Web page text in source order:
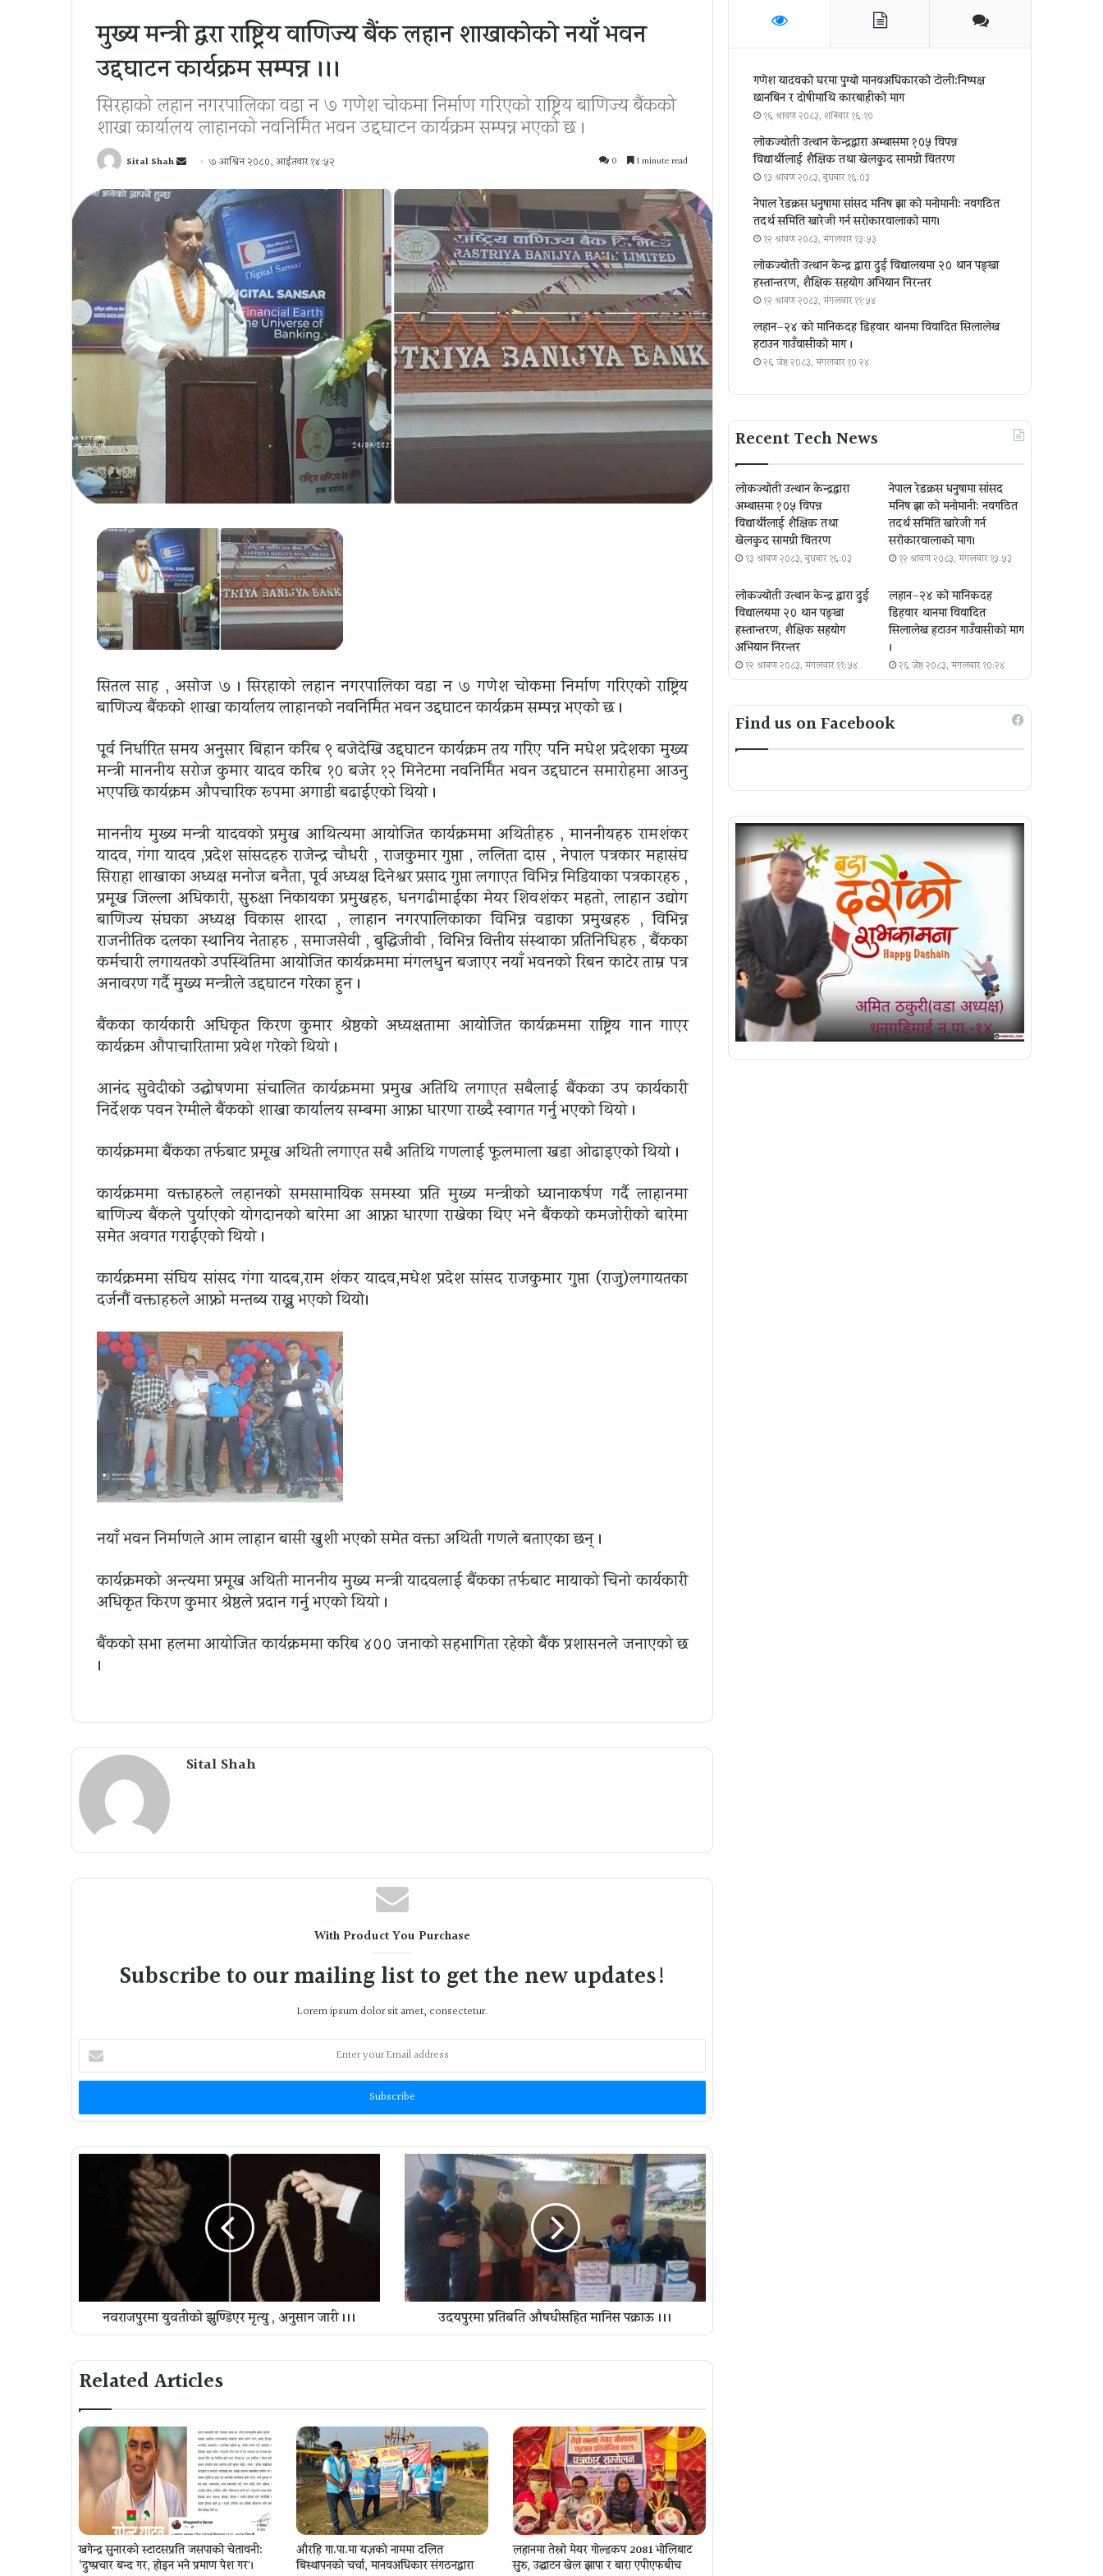
मुख्य मन्त्री द्वरा राष्ट्रिय वाणिज्य बैंक लहान शाखाकाेको नयाँ भवन
उद्दघाटन कार्यक्रम सम्पन्न ।।।
सिरहाको लहान नगरपालिका वडा न ७ गणेश चोकमा निर्माण गरिएको राष्ट्रिय बाणिज्य बैंकको
शाखा कार्यालय लाहानको नवनिर्मित भवन उद्दघाटन कार्यक्रम सम्पन्न भएको छ ।
Sital Shah
Send
email
७ आश्विन २०८०, आईतवार १४:५२ 0 1 minute read
सितल साह , असाेज ७ । सिरहाको लहान नगरपालिका वडा न ७ गणेश चोकमा निर्माण गरिएको राष्ट्रिय
बाणिज्य बैंकको शाखा कार्यालय लाहानको नवनिर्मित भवन उद्दघाटन कार्यक्रम सम्पन्न भएको छ ।
पूर्व निर्धारित समय अनुसार बिहान करिब ९ बजेदेखि उद्दघाटन कार्यक्रम तय गरिए पनि मधेश प्रदेशका मुख्य
मन्त्री माननीय सरोज कुमार यादव करिब १० बजेर १२ मिनेटमा नवनिर्मित भवन उद्दघाटन समारोहमा आउनु
भएपछि कार्यक्रम औपचारिक रूपमा अगाडी बढाईएको थियो ।
माननीय मुख्य मन्त्री यादवको प्रमुख आथित्यमा आयोजित कार्यक्रममा अथितीहरु , माननीयहरु रामशंकर
यादव, गंगा यादव ,प्रदेश सांसदहरु राजेन्द्र चौधरी , राजकुमार गुप्ता , ललिता दास , नेपाल पत्रकार महासंघ
सिराहा शाखाका अध्यक्ष मनोज बनैता, पूर्व अध्यक्ष दिनेश्वर प्रसाद गुप्ता लगाएत विभिन्न मिडियाका पत्रकारहरु ,
प्रमूख जिल्ला अधिकारी, सुरुक्षा निकायका प्रमुखहरु, धनगढीमाईका मेयर शिवशंकर महतो, लाहान उद्योग
बाणिज्य संघका अध्यक्ष विकास शारदा , लाहान नगरपालिकाका विभिन्न वडाका प्रमुखहरु , विभिन्न
राजनीतिक दलका स्थानिय नेताहरु , समाजसेवी , बुद्धिजीवी , विभिन्न वित्तीय संस्थाका प्रतिनिधिहरु , बैंकका
कर्मचारी लगायतको उपस्थितिमा आयोजित कार्यक्रममा मंगलधुन बजाएर नयाँ भवनको रिबन काटेर ताम्र पत्र
अनावरण गर्दै मुख्य मन्त्रीले उद्दघाटन गरेका हुन ।
बैंकका कार्यकारी अधिकृत किरण कुमार श्रेष्ठको अध्यक्षतामा आयोजित कार्यक्रममा राष्ट्रिय गान गाएर
कार्यक्रम औपाचारितामा प्रवेश गरेको थियो ।
आनंद सुवेदीको उद्घोषणमा संचालित कार्यक्रममा प्रमुख अतिथि लगाएत सबैलाई बैंकका उप कार्यकारी
निर्देशक पवन रेग्मीले बैंकको शाखा कार्यालय सम्बन्धमा आफ्ना धारणा राख्दै स्वागत गर्नु भएको थियो ।
कार्यक्रममा बैंकका तर्फबाट प्रमूख अथिती लगाएत सबै अतिथि गणलाई फूलमाला खडा ओढाइएको थियो ।
कार्यक्रममा वक्ताहरुले लहानको समसामायिक समस्या प्रति मुख्य मन्त्रीको ध्यानाकर्षण गर्दै लाहानमा
बाणिज्य बैंकले पुर्याएको योगदानको बारेमा आ आफ्ना धारणा राखेका थिए भने बैंकको कमजोरीको बारेमा
समेत अवगत गराईएको थियो ।
कार्यक्रममा संघिय सांसद गंगा यादब,राम शंकर यादव,मधेश प्रदेश सांसद राजकुमार गुप्ता (राजु)लगायतका
दर्जनौं वक्ताहरुले आफ्नो मन्तब्य राख्नु भएकाे थियाे।
नयाँ भवन निर्माणले आम लाहान बासी खुशी भएको समेत वक्ता अथिती गणले बताएका छन् ।
कार्यक्रमको अन्त्यमा प्रमूख अथिती माननीय मुख्य मन्त्री यादवलाई बैंकका तर्फबाट मायाको चिनो कार्यकारी
अधिकृत किरण कुमार श्रेष्ठले प्रदान गर्नु भएको थियो ।
बैंकको सभा हलमा आयोजित कार्यक्रममा करिब ४०० जनाको सहभागिता रहेको बैंक प्रशासनले जनाएको छ
।
Sital Shah
With Product You Purchase
Subscribe to our mailing list to get the new updates!
Lorem ipsum dolor sit amet, consectetur.
your
Email
नवराजपुरमा युवतीको झुण्डिएर मृत्यु , अनुसन्धान जारी ।।। उदयपुरमा प्रतिबन्धित औषधीसहित मानिस पक्राऊ ।।।
Related Articles
खगेन्द्र सुनारको स्टाटसप्रति जसपाको चेतावनी:
‘दुष्प्रचार बन्द गर, होइन भने प्रमाण पेश गर´।
औरहि गा.पा.मा यज्ञकाे नाममा दलित
बिस्थापनकाे चर्चा, मानवअधिकार संगठनद्वारा
लहानमा तेस्रो मेयर गोल्डकप 2081 भोलिबाट
सुरु, उद्घाटन खेल झापा र बारा एपीएफबीच
गणेश यादवको घरमा पुग्याे मानवअधिकारकाे टोली:निष्पक्ष
छानबिन र दोषीमाथि कारबाहीको माग
१६ श्रावण २०८३, शनिबार १६:१०
लोकज्योती उत्थान केन्द्रद्वारा अम्बासमा १०५ विपन्न
विद्यार्थीलाई शैक्षिक तथा खेलकुद सामग्री वितरण
१३ श्रावण २०८३, बुधबार १६:०३
नेपाल रेडक्रस धनुषामा सांसद मनिष झा को मनोमानी: नवगठित
तदर्थ समिति खारेजी गर्न सरोकारवालाको माग।
१२ श्रावण २०८३, मंगलवार १३:५३
लोकज्योती उत्थान केन्द्र द्वारा दुई विद्यालयमा २० थान पङ्खा
हस्तान्तरण, शैक्षिक सहयोग अभियान निरन्तर
१२ श्रावण २०८३, मंगलवार ११:५४
लहान–२४ को मानिकदह डिहवार थानमा विवादित सिलालेख
हटाउन गाउँवासीको माग ।
२६ जेष्ठ २०८३, मंगलवार १०:२४
Recent Tech News
लोकज्योती उत्थान केन्द्रद्वारा
अम्बासमा १०५ विपन्न
विद्यार्थीलाई शैक्षिक तथा
खेलकुद सामग्री वितरण
१३ श्रावण २०८३, बुधबार १६:०३
नेपाल रेडक्रस धनुषामा सांसद
मनिष झा को मनोमानी: नवगठित
तदर्थ समिति खारेजी गर्न
सरोकारवालाको माग।
१२ श्रावण २०८३, मंगलवार १३:५३
लोकज्योती उत्थान केन्द्र द्वारा दुई
विद्यालयमा २० थान पङ्खा
हस्तान्तरण, शैक्षिक सहयोग
अभियान निरन्तर
१२ श्रावण २०८३, मंगलवार ११:५४
लहान–२४ को मानिकदह
डिहवार थानमा विवादित
सिलालेख हटाउन गाउँवासीको माग
।
२६ जेष्ठ २०८३, मंगलवार १०:२४
Find us on Facebook